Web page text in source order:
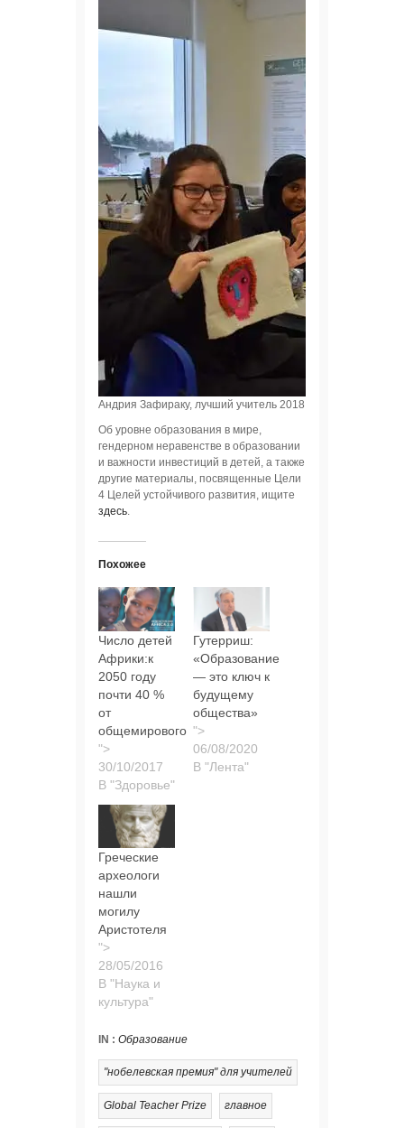
Андрия Зафираку, лучший учитель 2018 года. Фото:
Об уровне образования в мире,
гендерном неравенстве в образовании
и важности инвестиций в детей, а также
другие материалы, посвященные Цели
4 Целей устойчивого развития, ищите
здесь.
Похожее
Число детей
Африки:к
2050 году
почти 40 %
от
общемирового
">
В "Здоровье"
Гутерриш:
«Образование
— это ключ к
будущему
общества»
">
В "Лента"
Греческие
археологи
нашли
могилу
Аристотеля
">
В "Наука и
культура"
IN : Образование
"нобелевская премия" для учителей
Global Teacher Prize главное